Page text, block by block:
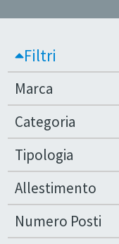
Filtri
Marca
Categoria
Tipologia
Allestimento
Numero Posti